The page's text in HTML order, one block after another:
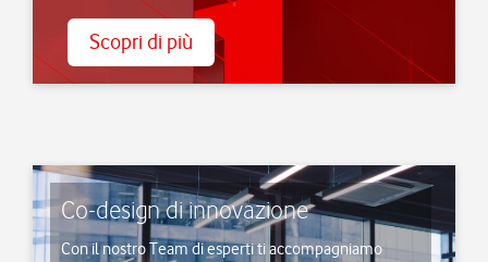
Scopri di più
Co-design di innovazione
Con il nostro Team di esperti ti accompagniamo